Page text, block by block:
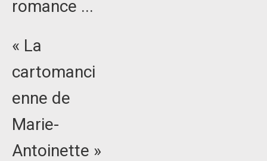
romance ...
« La
cartomanci
enne de
Marie-
Antoinette »